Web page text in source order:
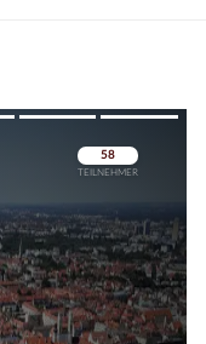
Überspringen